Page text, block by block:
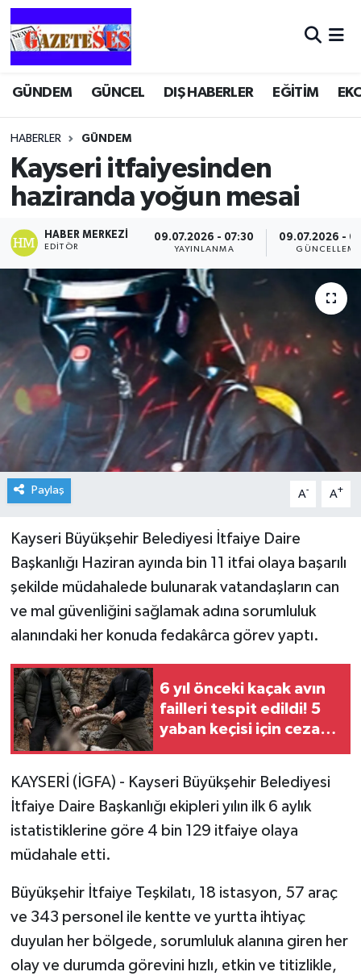
GÜNDEM GÜNCEL DIŞ HABERLER EĞİTİM
HABERLER GÜNDEM
Kayseri itfaiyesinden
haziranda yoğun mesai
HABER MERKEZI
EDITÖR
09.07.2026 - 07:30
YAYINLANMA
09.07.2026 -
GÜNCELLEME
Paylaş A- A+
Kayseri Büyükşehir Belediyesi İtfaiye Daire
Başkanlığı Haziran ayında bin 11 itfai olaya başarılı
şekilde müdahalede bulunarak vatandaşların can
ve mal güvenliğini sağlamak adına sorumluluk
alanındaki her konuda fedakârca görev yaptı.
6 yıl önceki kaçak avın
failleri tespit edildi! 5
yaban keçisi için ceza
KAYSERİ (İGFA) - Kayseri Büyükşehir Belediyesi
İtfaiye Daire Başkanlığı ekipleri yılın ilk 6 aylık
istatistiklerine göre 4 bin 129 itfaiye olaya
müdahale etti.
Büyükşehir İtfaiye Teşkilatı, 18 istasyon, 57 araç
ve 343 personel ile kentte ve yurtta ihtiyaç
duyulan her bölgede, sorumluluk alanına giren her
olay ve durumda görevini hızlı, etkin ve titizlikle,